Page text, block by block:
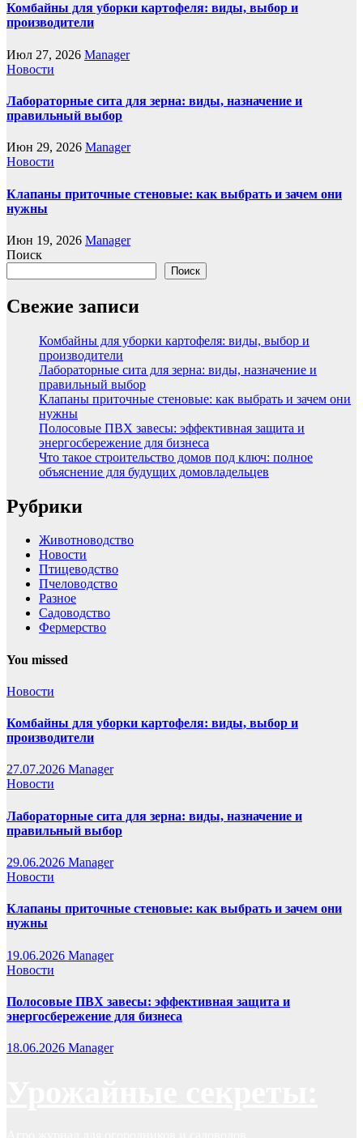
Комбайны для уборки картофеля: виды, выбор и
производители
Июл 27, 2026 Manager
Новости
Лабораторные сита для зерна: виды, назначение и
правильный выбор
Июн 29, 2026 Manager
Новости
Клапаны приточные стеновые: как выбрать и зачем они
нужны
Июн 19, 2026 Manager
Поиск
Поиск
Свежие записи
Комбайны для уборки картофеля: виды, выбор и
производители
Лабораторные сита для зерна: виды, назначение и
правильный выбор
Клапаны приточные стеновые: как выбрать и зачем они
нужны
Полосовые ПВХ завесы: эффективная защита и
энергосбережение для бизнеса
Что такое строительство домов под ключ: полное
объяснение для будущих домовладельцев
Рубрики
Животноводство
Новости
Птицеводство
Пчеловодство
Разное
Садоводство
Фермерство
You missed
Новости
Комбайны для уборки картофеля: виды, выбор и
производители
27.07.2026 Manager
Новости
Лабораторные сита для зерна: виды, назначение и
правильный выбор
29.06.2026 Manager
Новости
Клапаны приточные стеновые: как выбрать и зачем они
нужны
19.06.2026 Manager
Новости
Полосовые ПВХ завесы: эффективная защита и
энергосбережение для бизнеса
18.06.2026 Manager